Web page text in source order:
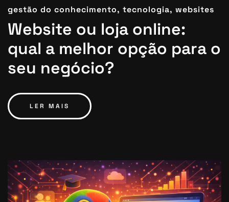
gestão do conhecimento, tecnologia, websites
Website ou loja online:
qual a melhor opção para o
seu negócio?
LER MAIS